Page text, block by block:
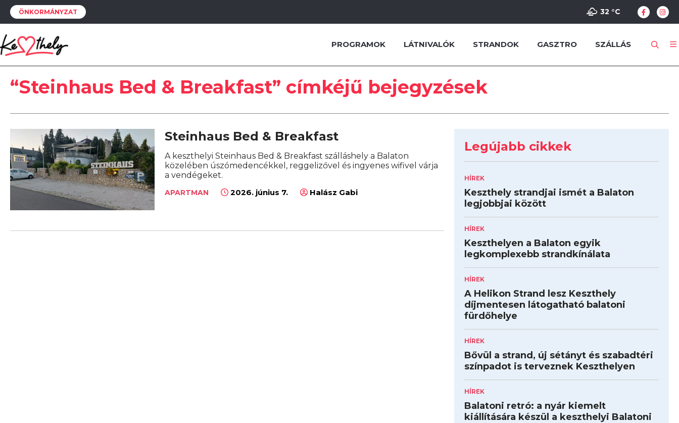
ÖNKORMÁNYZAT 32 °C
PROGRAMOK LÁTNIVALÓK STRANDOK GASZTRO SZÁLLÁS
“Steinhaus Bed & Breakfast” címkéjű bejegyzések
Steinhaus Bed & Breakfast
A keszthelyi Steinhaus Bed & Breakfast szálláshely a Balaton
közelében úszómedencékkel, reggelizővel és ingyenes wifivel várja
a vendégeket.
APARTMAN 2026. június 7. Halász Gabi
Legújabb cikkek
HÍREK
Keszthely strandjai ismét a Balaton
legjobbjai között
HÍREK
Keszthelyen a Balaton egyik
legkomplexebb strandkínálata
HÍREK
A Helikon Strand lesz Keszthely
díjmentesen látogatható balatoni
fürdőhelye
HÍREK
Bővül a strand, új sétányt és szabadtéri
színpadot is terveznek Keszthelyen
HÍREK
Balatoni retró: a nyár kiemelt
kiállítására készül a keszthelyi Balatoni